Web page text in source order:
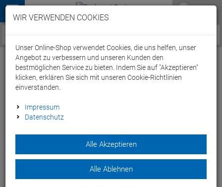
Menü
Service / Hilfe
Arena Unisex Logo Hooded
Kapuzenpullover - S medium grey heather
Herstellernummer: 005335
Der Arena Unisex Logo Hooded Kapuzenpullover ist ein
WIR VERWENDEN COOKIES
Unser Online-Shop verwendet Cookies, die uns helfen, unser
Angebot zu verbessern und unseren Kunden den
bestmöglichen Service zu bieten. Indem Sie auf "Akzeptieren"
klicken, erklären Sie sich mit unseren Cookie-Richtlinien
einverstanden.
Impressum
Datenschutz
Alle Akzeptieren
Alle Ablehnen